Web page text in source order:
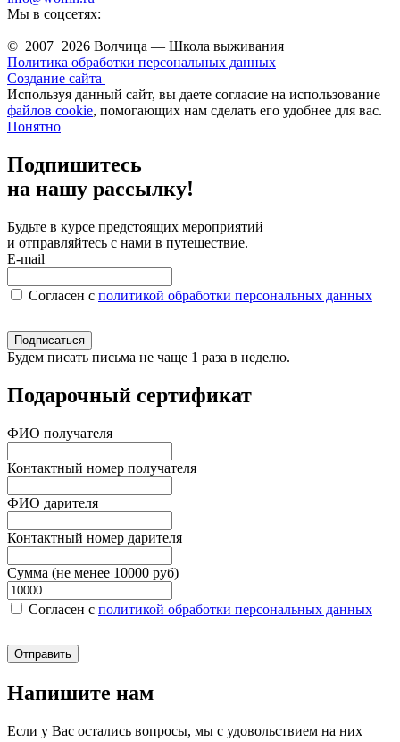
Мы в соцсетях:
© 2007−2026 Волчица — Школа выживания
Политика обработки персональных данных
Создание сайта
Используя данный сайт, вы даете согласие на использование
файлов cookie, помогающих нам сделать его удобнее для вас.
Понятно
Подпишитесь
на нашу рассылку!
Будьте в курсе предстоящих мероприятий
и отправляйтесь с нами в путешествие.
E-mail
Согласен c политикой обработки персональных данных
Подписаться
Будем писать письма не чаще 1 раза в неделю.
Подарочный сертификат
ФИО получателя
Контактный номер получателя
ФИО дарителя
Контактный номер дарителя
Сумма (не менее 10000 руб)
Согласен c политикой обработки персональных данных
Отправить
Напишите нам
Если у Вас остались вопросы, мы с удовольствием на них